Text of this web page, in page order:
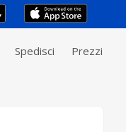
Spedisci Prezzi